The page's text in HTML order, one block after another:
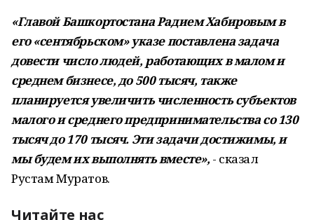
«Главой Башкортостана Радием Хабировым в
его «сентябрьском» указе поставлена задача
довести число людей, работающих в малом и
среднем бизнесе, до 500 тысяч, также
планируется увеличить численность субъектов
малого и среднего предпринимательства со 130
тысяч до 170 тысяч. Эти задачи достижимы, и
мы будем их выполнять вместе», - сказал
Рустам Муратов.
Читайте нас